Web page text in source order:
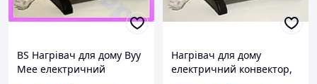
BS Нагрівач для дому Byy
Mee електричний
Нагрівач для дому
електричний конвектор,